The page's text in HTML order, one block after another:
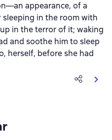
appearance, of a
in the room with
in the terror of it; waking
and soothe him to sleep
herself, before she had